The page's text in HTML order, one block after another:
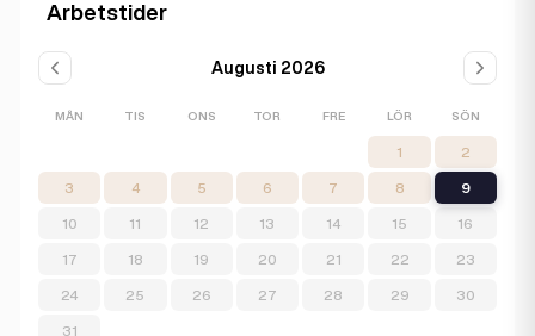
Arbetstider
Augusti 2026
MÅN TIS ONS TOR FRE LÖR SÖN
1 2
3 4 5 6 7 8 9
10 11 12 13 14 15 16
17 18 19 20 21 22 23
24 25 26 27 28 29 30
31